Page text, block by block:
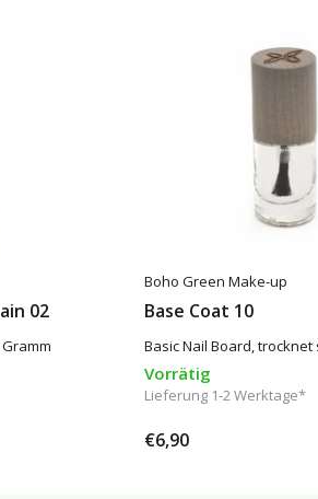
02
Boho Green Make-up
Base Coat 10
Basic Nail Board, trocknet
Vorrätig
Lieferung 1-2 Werktage*
€6,90